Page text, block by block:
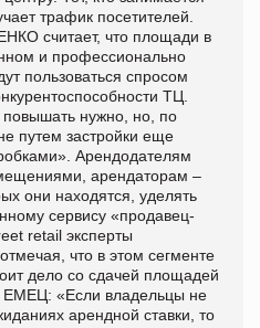
трафик посетителей.
считает, что площади в
и профессионально
пользоваться спросом
ТЦ.
повышать нужно, но, по
путем застройки еще
Арендодателям
арендаторам –
они находятся, уделять
сервису «продавец-
retail эксперты
что в этом сегменте
дело со сдачей площадей
ЕМЕЦ: «Если владельцы не
арендной ставки, то